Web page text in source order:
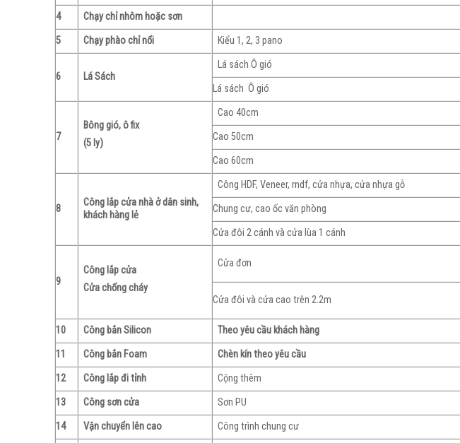
4
Chạy chỉ nhôm hoặc sơn
5
Chạy phào chỉ nổi Kiểu 1, 2, 3 pano
6 Lá Sách
Lá sách Ô gió
Lá sách Ô gió
7
Bông gió, ô fix
(5 ly)
Cao 40cm
Cao 50cm
Cao 60cm
8
Công lắp cửa nhà ở dân sinh,
khách hàng lẻ
Công HDF, Veneer, mdf, cửa nhựa, cửa nhựa gỗ
Chung cư, cao ốc văn phòng
Cửa đôi 2 cánh và cửa lùa 1 cánh
9
Công lắp cửa
Cửa chống cháy
Cửa đơn
Cửa đôi và cửa cao trên 2.2m
10
Công bắn Silicon Theo yêu cầu khách hàng
11
Công bắn Foam Chèn kín theo yêu cầu
12
Công lắp đi tỉnh Cộng thêm
13
Công sơn cửa Sơn PU
14
Vận chuyển lên cao Công trình chung cư